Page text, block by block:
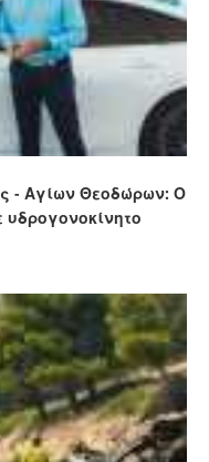
- Αγίων Θεοδώρων: Ο